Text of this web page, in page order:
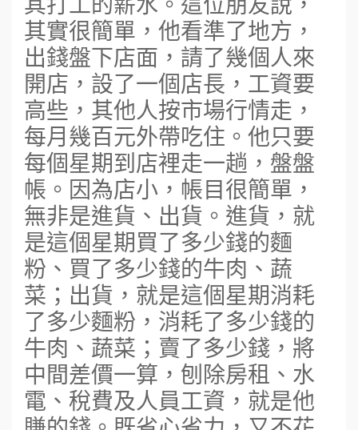
其實很簡單，他看準了地方，
出錢盤下店面，請了幾個人來
開店，設了一個店長，工資要
高些，其他人按市場行情走，
每月幾百元外帶吃住。他只要
每個星期到店裡走一趟，盤盤
帳。因為店小，帳目很簡單，
無非是進貨、出貨。進貨，就
是這個星期買了多少錢的麵
粉、買了多少錢的牛肉、蔬
菜；出貨，就是這個星期消耗
了多少麵粉，消耗了多少錢的
牛肉、蔬菜；賣了多少錢，將
中間差價一算，刨除房租、水
電、稅費及人員工資，就是他